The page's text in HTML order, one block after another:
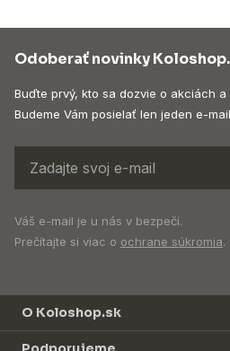
Odoberať novinky
Buďte prvý, kto sa dozvie o akciách a
Budeme Vám posielať len jeden e-
Váš e-mail je u nás v bezpečí.
Prečítajte si viac o ochrane súkromia.
O Koloshop.sk